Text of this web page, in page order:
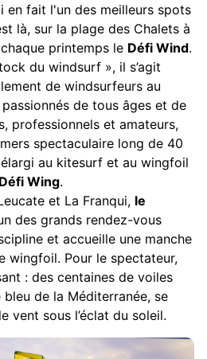
fait l'un des meilleurs spots
là, sur la plage des Chalets à
printemps le Défi Wind.
du windsurf », il s’agit
de windsurfeurs au
de tous âges et de
professionnels et amateurs,
spectaculaire long de 40
au kitesurf et au wingfoil
Défi Wing.
et La Franqui, le
des grands rendez-vous
et accueille une manche
wingfoil. Pour le spectateur,
: des centaines de voiles
de la Méditerranée, se
vent sous l’éclat du soleil.